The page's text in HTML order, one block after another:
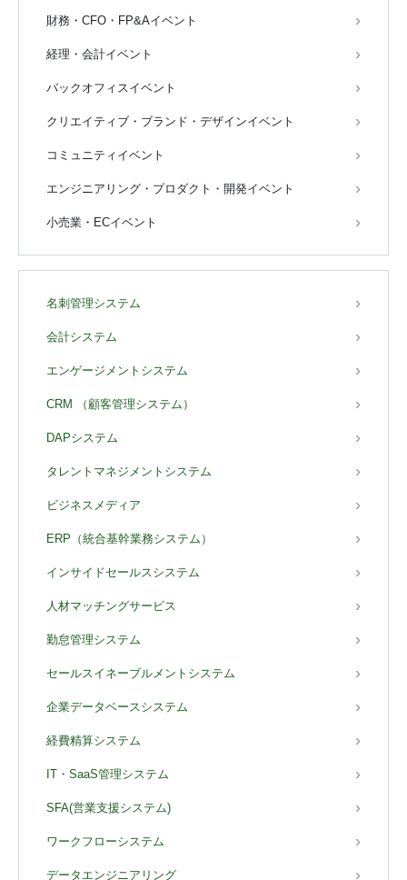
財務・CFO・FP&Aイベント
経理・会計イベント
バックオフィスイベント
クリエイティブ・ブランド・デザインイベント
コミュニティイベント
エンジニアリング・プロダクト・開発イベント
小売業・ECイベント
名刺管理システム
会計システム
エンゲージメントシステム
CRM （顧客管理システム）
DAPシステム
タレントマネジメントシステム
ビジネスメディア
ERP（統合基幹業務システム）
インサイドセールスシステム
人材マッチングサービス
勤怠管理システム
セールスイネーブルメントシステム
企業データベースシステム
経費精算システム
IT・SaaS管理システム
SFA(営業支援システム)
ワークフローシステム
データエンジニアリング